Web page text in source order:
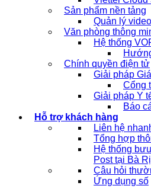
Sản phẩm nền tảng
Quản lý
Văn phòng thông
Hệ thống
Chính quyền điện tử
Giải pháp
Cổng
Giải pháp Y
Báo
Hỗ trợ khách hàng
Liên hệ
Tổng hợp
Hệ thống
Post tại Bà
Câu hỏi
Ứng dụng số